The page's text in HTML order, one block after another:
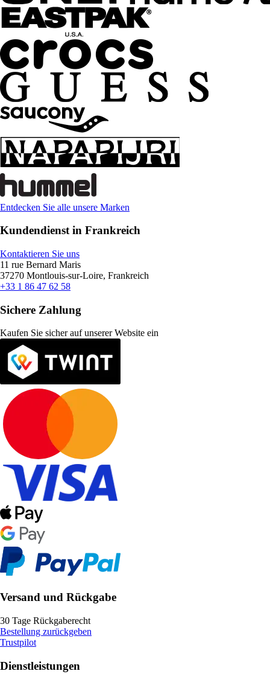
Entdecken Sie alle unsere Marken
Kundendienst in Frankreich
Kontaktieren Sie uns
11 rue Bernard Maris
37270 Montlouis-sur-Loire, Frankreich
+33 1 86 47 62 58
Sichere Zahlung
Kaufen Sie sicher auf unserer Website ein
Versand und Rückgabe
30 Tage Rückgaberecht
Bestellung zurückgeben
Trustpilot
Dienstleistungen